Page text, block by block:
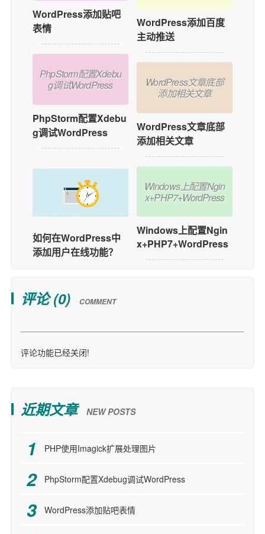
WordPress添加贴吧
表情
PhpStorm配置Xdebu
g调试WordPress
PhpStorm配置Xdebu
g调试WordPress
如何在WordPress中
添加用户在线功能？
WordPress添加百度
主动推送
WordPress文章底部
添加相关文章
WordPress文章底部
添加相关文章
Windows上配置Ngin
x+PHP7+WordPress
Windows上配置Ngin
x+PHP7+WordPress
评论 (0) COMMENT
评论功能已经关闭!
近期文章 NEW POSTS
PHP使用Imagick扩展处理图片
PhpStorm配置Xdebug调试WordPress
WordPress添加贴吧表情